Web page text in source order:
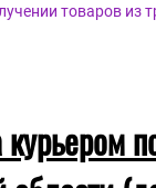
товаров из
курьером